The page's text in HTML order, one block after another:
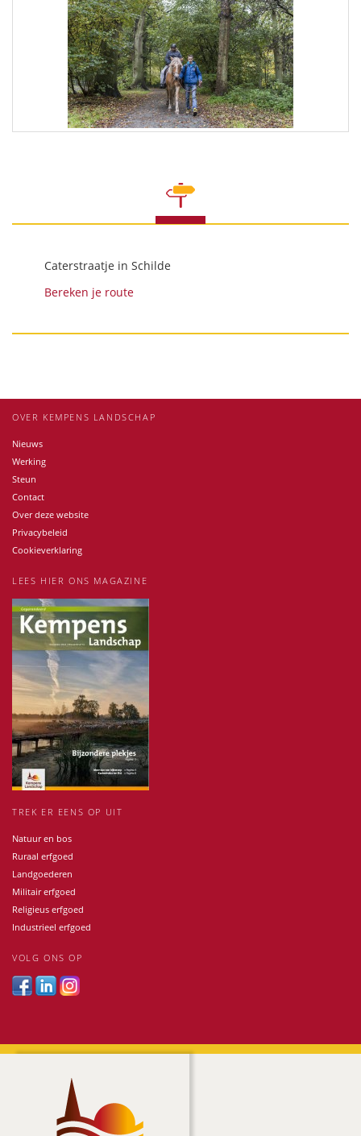
Caterstraatje in Schilde
Bereken je route
OVER KEMPENS LANDSCHAP
Nieuws
Werking
Steun
Contact
Over deze website
Privacybeleid
Cookieverklaring
LEES HIER ONS MAGAZINE
TREK ER EENS OP UIT
Natuur en bos
Ruraal erfgoed
Landgoederen
Militair erfgoed
Religieus erfgoed
Industrieel erfgoed
VOLG ONS OP